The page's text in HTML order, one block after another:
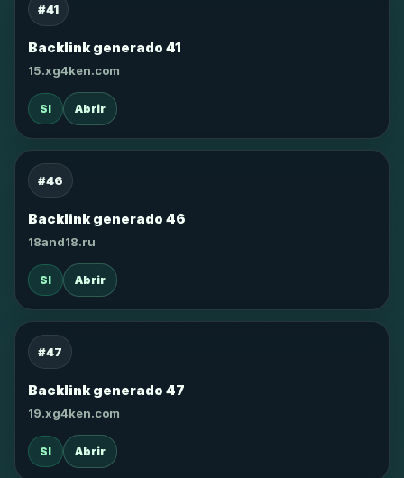
#41
Backlink generado 41
15.xg4ken.com
SI Abrir
#46
Backlink generado 46
18and18.ru
SI Abrir
#47
Backlink generado 47
19.xg4ken.com
SI Abrir